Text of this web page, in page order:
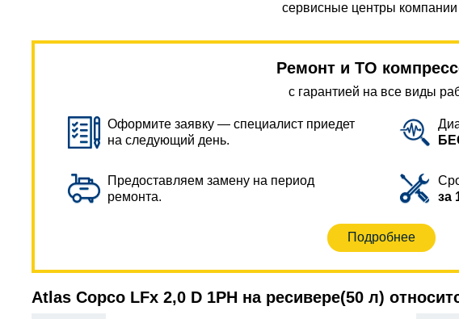
сервисные центры компании
Ремонт и ТО
с гарантией на все виды
Оформите заявку — специалист приедет
на следующий день.
Предоставляем замену на период
ремонта.
за
Подробнее
Atlas Copco LFx 2,0 D 1PH на ресивере(50 л)